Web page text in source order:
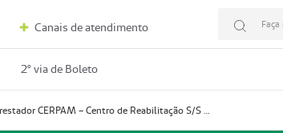
Canais de atendimento Faça
2º via de Boleto
Prestador CERPAM – Centro de Reabilitação S/S Ltda-ME (52004274-8)